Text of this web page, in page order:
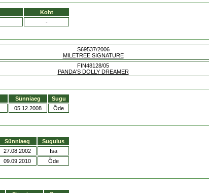
Koht
-
S69537/2006
MILETREE SIGNATURE
FIN48128/05
PANDA'S DOLLY DREAMER
Sünniaeg
Sugu
05.12.2008 Õde
Sünniaeg
Sugulus
27.08.2002
Isa
09.09.2010 Õde